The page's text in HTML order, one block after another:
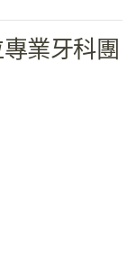
業牙科團